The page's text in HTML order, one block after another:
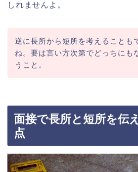
しれませんよ。
逆に長所から短所を考えることも
ね。要は言い方次第でどっちにも
うこと。
面接で長所と短所を伝
点